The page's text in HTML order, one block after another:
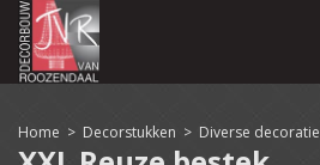
Home > Decorstukken > Diverse decoratie